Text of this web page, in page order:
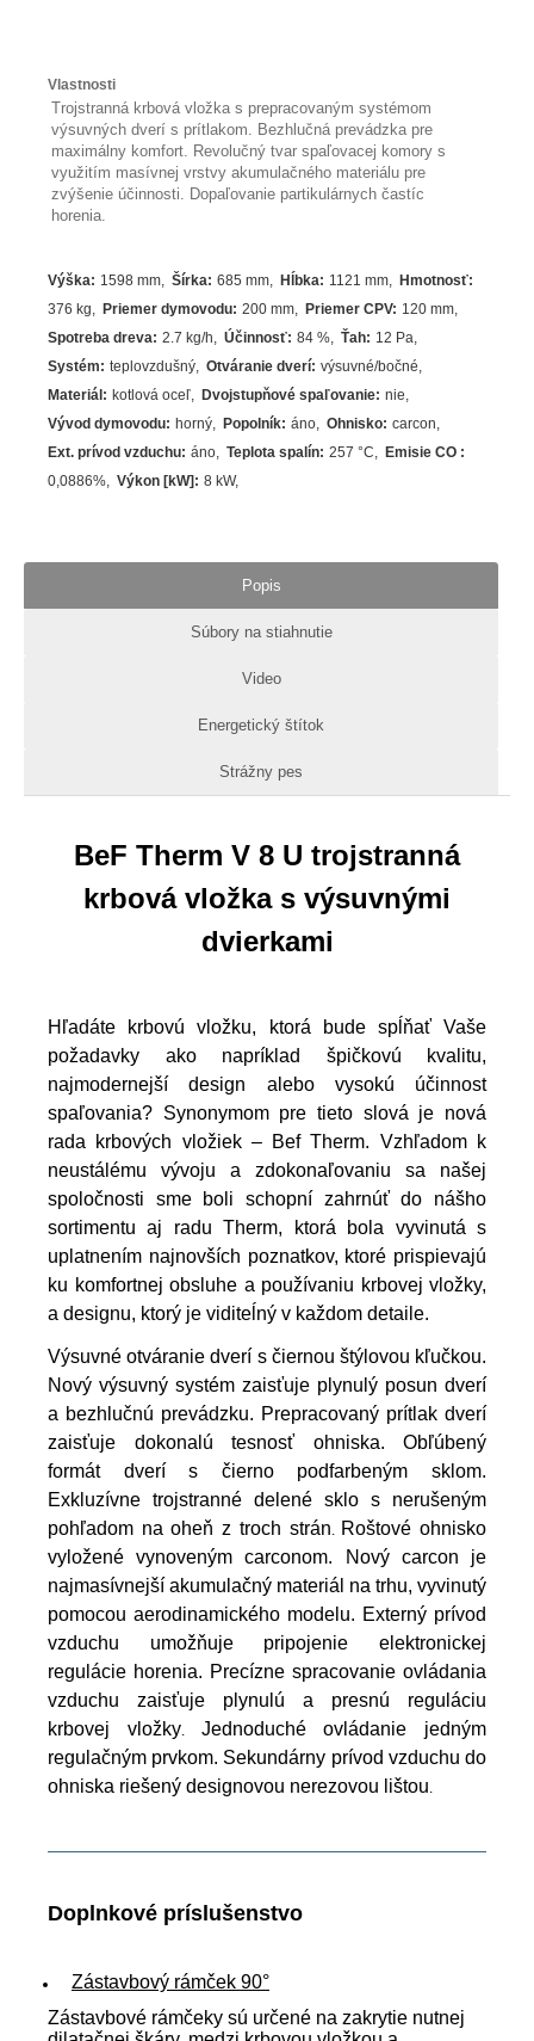
Vlastnosti
Trojstranná krbová vložka s prepracovaným systémom
výsuvných dverí s prítlakom. Bezhlučná prevádzka pre
maximálny komfort. Revolučný tvar spaľovacej komory s
využitím masívnej vrstvy akumulačného materiálu pre
zvýšenie účinnosti. Dopaľovanie partikulárnych častíc
horenia.
Výška: 1598 mm Šírka: 685 mm Hĺbka: 1121 mm Hmotnosť:
376 kg
Priemer dymovodu: 200 mm Priemer CPV: 120 mm
Spotreba dreva: 2.7 kg/h Účinnosť: 84% Ťah: 12 Pa
Systém: teplovzdušný Otváranie dverí: výsuvné/bočné
Materiál : kotlová oceľ Dvojstupňové spaľovanie: nie
Vývod dymovodu: horný Popolník: áno Ohnisko: carcon
Ext. prívod vzduchu: áno Teplota spalín: 257°C Emisie CO :
0,0886%
Výkon [kW] : 8 kW
Popis
Súbory na stiahnutie
Video
Energetický štítok
Strážny pes
BeF Therm V 8 U trojstranná
krbová vložka s výsuvnými
dvierkami
Hľadáte krbovú vložku, ktorá bude spĺňať Vaše
požadavky ako napríklad špičkovú kvalitu,
najmodernejší design alebo vysokú účinnost
spaľovania? Synonymom pre tieto slová je nová
rada krbových vložiek – Bef Therm. Vzhľadom k
neustálému vývoju a zdokonaľovaniu sa našej
spoločnosti sme boli schopní zahrnúť do nášho
sortimentu aj radu Therm, ktorá bola vyvinutá s
uplatnením najnovších poznatkov, ktoré prispievajú
ku komfortnej obsluhe a používaniu krbovej vložky,
a designu, ktorý je viditeĺný v každom detaile.
Výsuvné otváranie dverí s čiernou štýlovou kľučkou.
Nový výsuvný systém zaisťuje plynulý posun dverí
a bezhlučnú prevádzku. Prepracovaný prítlak dverí
zaisťuje dokonalú tesnosť ohniska. Obľúbený
formát dverí s čierno podfarbeným sklom.
Exkluzívne trojstranné delené sklo s nerušeným
pohľadom na oheň z troch strán. Roštové ohnisko
vyložené vynoveným carconom. Nový carcon je
najmasívnejší akumulačný materiál na trhu, vyvinutý
pomocou aerodinamického modelu. Externý prívod
vzduchu umožňuje pripojenie elektronickej
regulácie horenia. Precízne spracovanie ovládania
vzduchu zaisťuje plynulú a presnú reguláciu
krbovej vložky. Jednoduché ovládanie jedným
regulačným prvkom. Sekundárny prívod vzduchu do
ohniska riešený designovou nerezovou lištou.
Doplnkové príslušenstvo
Zástavbový rámček 90°
Zástavbové rámčeky sú určené na zakrytie nutnej